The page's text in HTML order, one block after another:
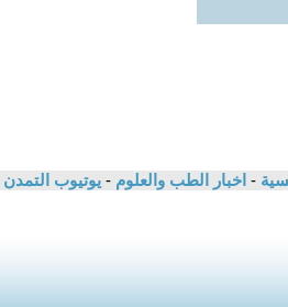
- اخبار الطب والعلوم - يوتيوب التمدن